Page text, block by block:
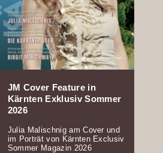
JM Cover Feature in
Kärnten Exklusiv Sommer
2026
Julia Malischnig am Cover und
im Porträt von Kärnten Exclusiv
Sommer Magazin 2026